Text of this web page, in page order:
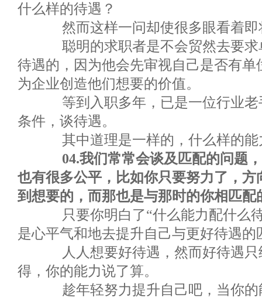
什么样的待遇？
然而这样一问却使很多眼看着即
聪明的求职者是不会贸然去要求
待遇的，因为他会先审视自己是否有
为企业创造他们想要的价值。
等到入职多年，已是一位行业老
条件，谈待遇。
其中道理是一样的，什么样的能
04.我们常常会谈及匹配的问题
也有很多公平，比如你只要努力了，
到想要的，而那也是与那时的你相匹配
只要你明白了“什么能力配什么
是心平气和地去提升自己与更好待遇的
人人想要好待遇，然而好待遇只
得，你的能力说了算。
趁年轻努力提升自己吧，当你的